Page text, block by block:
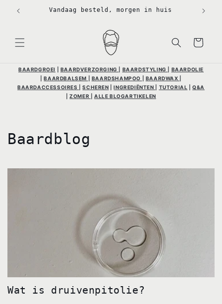
naar de
Vandaag besteld, morgen in huis
Winkelwagen
BAARDGROEI BAARDVERZORGING BAARDSTYLING
BAARDOLIE
|BAARDBALSEM BAARDSHAMPOO BAARDWAX
BAARDACCESSOIRES
|SCHEREN |INGREDIËNTEN TUTORIAL |Q&A
|ZOMER |ALLE BLOGARTIKELEN
Baardblog
Wat is druivenpitolie?